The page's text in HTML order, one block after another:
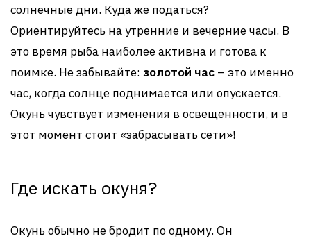
солнечные дни. Куда же податься?
Ориентируйтесь на утренние и вечерние часы. В
это время рыба наиболее активна и готова к
поимке. Не забывайте: золотой час – это именно
час, когда солнце поднимается или опускается.
Окунь чувствует изменения в освещенности, и в
этот момент стоит «забрасывать сети»!
Где искать окуня?
Окунь обычно не бродит по одному. Он